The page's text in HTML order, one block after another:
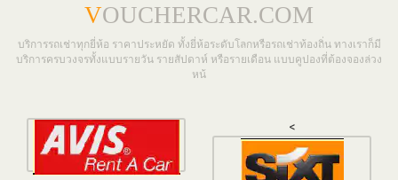
VOUCHERCAR.COM
บริการรถเช่าทุกยี่ห้อ ราคาประหยัด ทั้งยี่ห้อระดับโลกหรือรถเช่าท้องถิ่น ทางเราก็มี
บริการครบวงจรทั้งแบบรายวัน รายสัปดาห์ หรือรายเดือน แบบคูปองที่ต้องจองล่วง
หน้
<